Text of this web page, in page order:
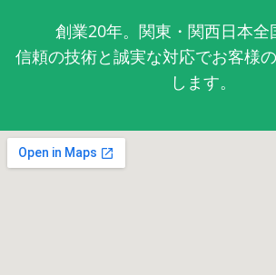
創業20年。関東・関西日本全
信頼の技術と誠実な対応でお客様
します。